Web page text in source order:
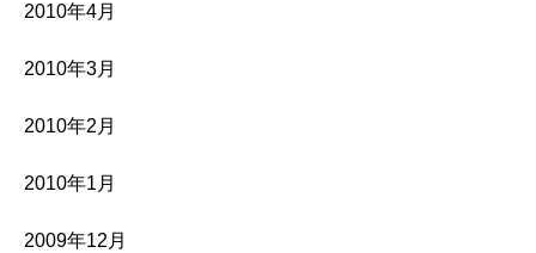
2010年4月
2010年3月
2010年2月
2010年1月
2009年12月